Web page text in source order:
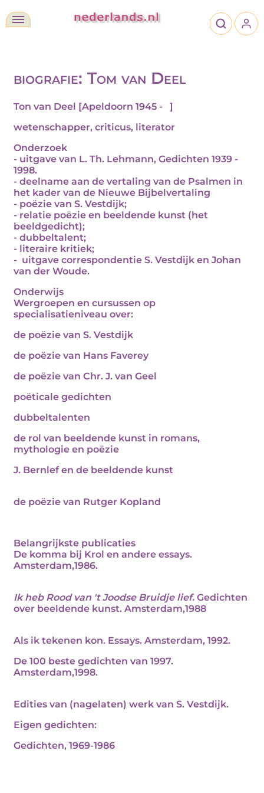
biografie: Tom van Deel
Ton van Deel [Apeldoorn 1945 - ]
wetenschapper, criticus, literator
Onderzoek
- uitgave van L. Th. Lehmann, Gedichten 1939 -
1998.
- deelname aan de vertaling van de Psalmen in
het kader van de Nieuwe Bijbelvertaling
- poëzie van S. Vestdijk;
- relatie poëzie en beeldende kunst (het
beeldgedicht);
- dubbeltalent;
- literaire kritiek;
- uitgave correspondentie S. Vestdijk en Johan
van der Woude.
Onderwijs
Wergroepen en cursussen op
specialisatieniveau over:
de poëzie van S. Vestdijk
de poëzie van Hans Faverey
de poëzie van Chr. J. van Geel
poëticale gedichten
dubbeltalenten
de rol van beeldende kunst in romans,
mythologie en poëzie
J. Bernlef en de beeldende kunst
de poëzie van Rutger Kopland
Belangrijkste publicaties
De komma bij Krol en andere essays.
Amsterdam,1986.
Ik heb Rood van 't Joodse Bruidje lief. Gedichten
over beeldende kunst. Amsterdam,1988
Als ik tekenen kon. Essays. Amsterdam, 1992.
De 100 beste gedichten van 1997.
Amsterdam,1998.
Edities van (nagelaten) werk van S. Vestdijk.
Eigen gedichten:
Gedichten, 1969-1986